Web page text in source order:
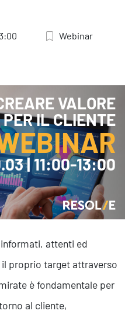
Conferencing
Webinar
VALORE
PER IL CLIENTE
| 11:00-13:00
attenti ed
proprio target attraverso
è fondamentale per
al cliente,